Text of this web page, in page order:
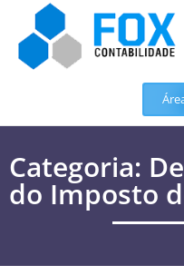
Categoria:
do Imposto